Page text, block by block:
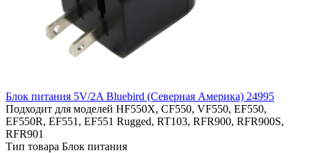
Блок питания 5V/2A Bluebird (Северная Америка) 24995
Подходит для моделей HF550X, CF550, VF550, EF550,
EF550R, EF551, EF551 Rugged, RT103, RFR900, RFR900S,
RFR901
Тип товара Блок питания